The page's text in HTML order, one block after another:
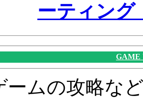
ーティング
GAME
ームの攻略な